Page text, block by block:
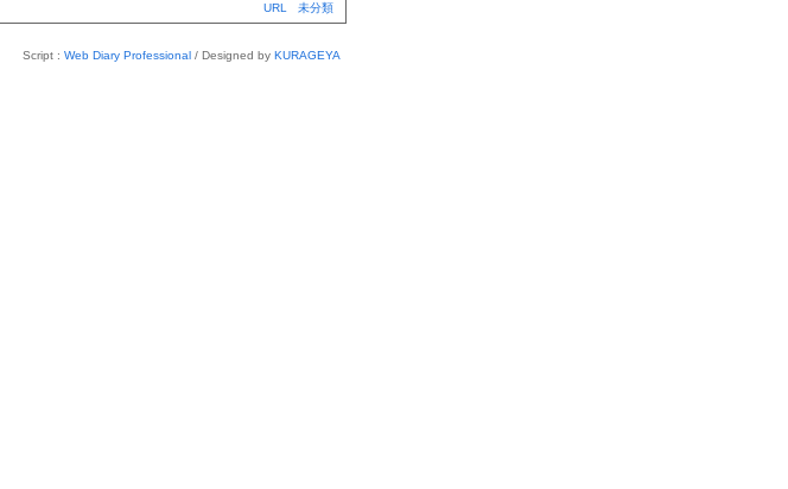
URL 未分類
Script : Web Diary Professional / Designed by KURAGEYA